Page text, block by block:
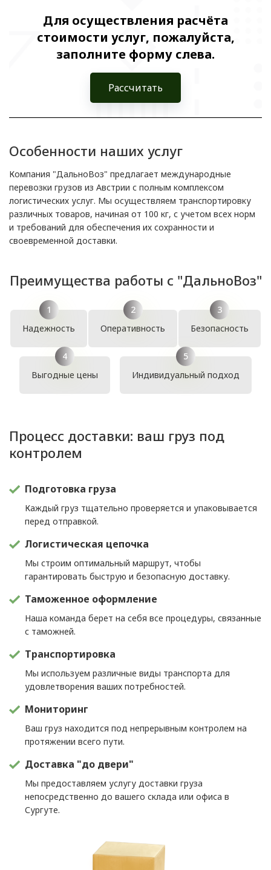
Для осуществления расчёта
стоимости услуг, пожалуйста,
заполните форму слева.
Рассчитать
Особенности наших услуг
Компания "ДальноВоз" предлагает международные
перевозки грузов из Австрии с полным комплексом
логистических услуг. Мы осуществляем транспортировку
различных товаров, начиная от 100 кг, с учетом всех норм
и требований для обеспечения их сохранности и
своевременной доставки.
Преимущества работы с "ДальноВоз"
Надежность Оперативность Безопасность
Выгодные цены Индивидуальный подход
Процесс доставки: ваш груз под
контролем
Подготовка груза
Каждый груз тщательно проверяется и упаковывается
перед отправкой.
Логистическая цепочка
Мы строим оптимальный маршрут, чтобы
гарантировать быструю и безопасную доставку.
Таможенное оформление
Наша команда берет на себя все процедуры, связанные
с таможней.
Транспортировка
Мы используем различные виды транспорта для
удовлетворения ваших потребностей.
Мониторинг
Ваш груз находится под непрерывным контролем на
протяжении всего пути.
Доставка "до двери"
Мы предоставляем услугу доставки груза
непосредственно до вашего склада или офиса в
Сургуте.